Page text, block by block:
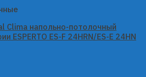
Clima напольно-потолочный
ESPERTO ES-F 24HRN/ES-E 24HN